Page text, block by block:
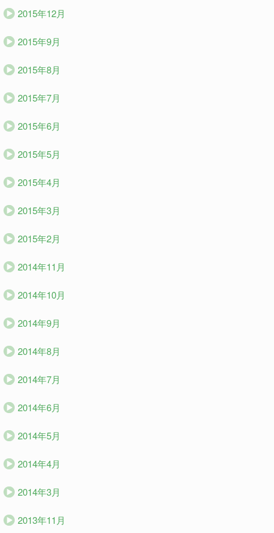
2015年12月
2015年9月
2015年8月
2015年7月
2015年6月
2015年5月
2015年4月
2015年3月
2015年2月
2014年11月
2014年10月
2014年9月
2014年8月
2014年7月
2014年6月
2014年5月
2014年4月
2014年3月
2013年11月